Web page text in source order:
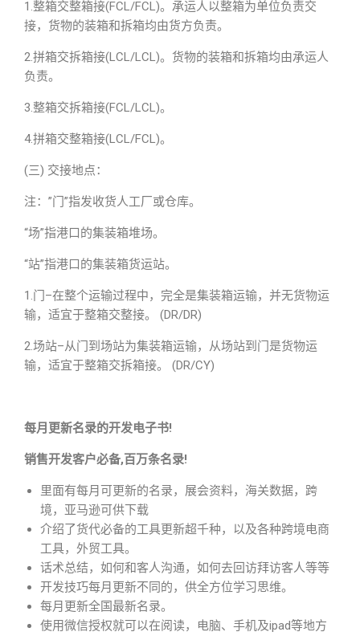
1.整箱交整箱接(FCL/FCL)。承运人以整箱为单位负责交
接，货物的装箱和拆箱均由货方负责。
2.拼箱交拆箱接(LCL/LCL)。货物的装箱和拆箱均由承运人
负责。
3.整箱交拆箱接(FCL/LCL)。
4.拼箱交整箱接(LCL/FCL)。
(三) 交接地点：
注：”门”指发收货人工厂或仓库。
“场”指港口的集装箱堆场。
“站”指港口的集装箱货运站。
1.门–在整个运输过程中，完全是集装箱运输，并无货物运
输，适宜于整箱交整接。 (DR/DR)
2.场站–从门到场站为集装箱运输，从场站到门是货物运
输，适宜于整箱交拆箱接。 (DR/CY)
每月更新名录的开发电子书!
销售开发客户必备,百万条名录!
里面有每月可更新的名录，展会资料，海关数据，跨
境，亚马逊可供下载
介绍了货代必备的工具更新超千种，以及各种跨境电商
工具，外贸工具。
话术总结，如何和客人沟通，如何去回访拜访客人等等
开发技巧每月更新不同的，供全方位学习思维。
每月更新全国最新名录。
使用微信授权就可以在阅读，电脑、手机及ipad等地方